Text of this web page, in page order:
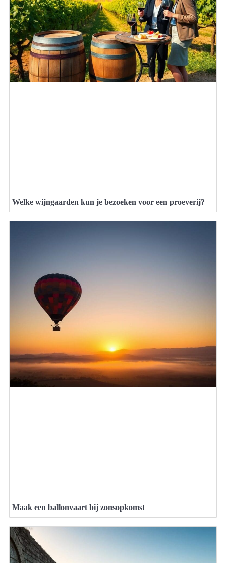
Welke wijngaarden kun je bezoeken voor een proeverij?
Maak een ballonvaart bij zonsopkomst